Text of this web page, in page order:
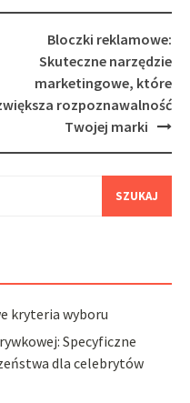
Bloczki reklamowe:
Skuteczne narzędzie
marketingowe, które
rozpoznawalność
Twojej marki
kryteria wyboru
Specyficzne
dla celebrytów